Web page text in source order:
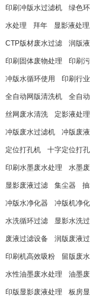
印刷冲版水过滤机 绿色
水处理 拜年 显影液处
CTP版材废水过滤 润版
印刷固体废物处理 印刷
冲版水循环使用 印刷行
全自动网版清洗机 全自
丝网废水清洗 定影液处理
冲版废水过滤机 冲版废
定位打孔机 十字定位打
印刷水墨废水处理 水墨
显影废液过滤 集尘器
冲版水净化器 冲版机净化
水洗循环过滤 显影水洗
废液过滤设备 润版废液
印刷机高效吸粉 留版废
水性油墨废水处理 油墨
印版显影废液处理 板房